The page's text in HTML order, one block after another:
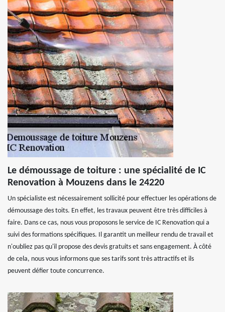
Le démoussage de toiture : une spécialité de IC
Renovation à Mouzens dans le 24220
Un spécialiste est nécessairement sollicité pour effectuer les opérations de
démoussage des toits. En effet, les travaux peuvent être très difficiles à
faire. Dans ce cas, nous vous proposons le service de IC Renovation qui a
suivi des formations spécifiques. Il garantit un meilleur rendu de travail et
n'oubliez pas qu'il propose des devis gratuits et sans engagement. À côté
de cela, nous vous informons que ses tarifs sont très attractifs et ils
peuvent défier toute concurrence.